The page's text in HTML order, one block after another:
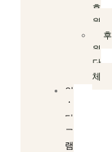
후
원
후
원
단
체
인
스
타
그
램